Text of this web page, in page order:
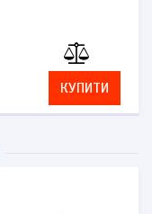
КУПИТИ